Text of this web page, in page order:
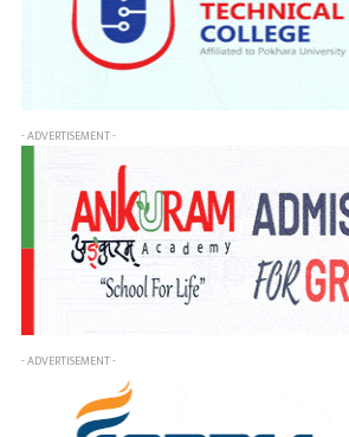
- ADVERTISEMENT -
- ADVERTISEMENT -